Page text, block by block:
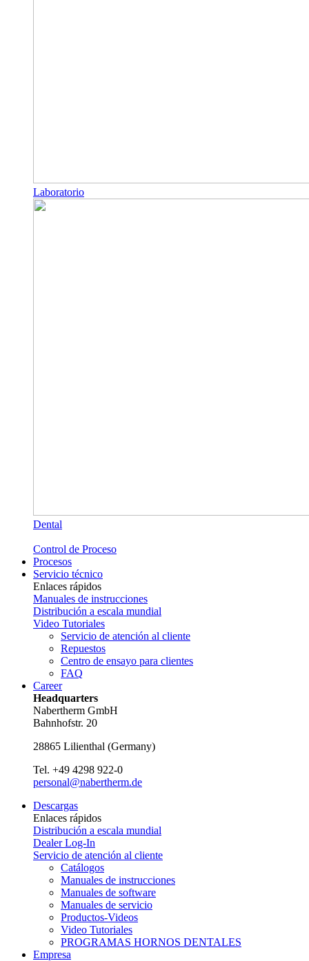
Laboratorio
Dental
Control de Proceso
Procesos
Servicio técnico
Enlaces rápidos
Manuales de instrucciones
Distribución a escala mundial
Video Tutoriales
Servicio de atención al cliente
Repuestos
Centro de ensayo para clientes
FAQ
Career
Headquarters
Nabertherm GmbH
Bahnhofstr. 20
28865 Lilienthal (Germany)
Tel. +49 4298 922-0
personal@nabertherm.de
Descargas
Enlaces rápidos
Distribución a escala mundial
Dealer Log-In
Servicio de atención al cliente
Catálogos
Manuales de instrucciones
Manuales de software
Manuales de servicio
Productos-Videos
Video Tutoriales
PROGRAMAS HORNOS DENTALES
Empresa